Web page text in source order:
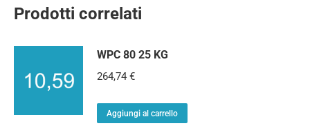
Prodotti correlati
WPC 80 25 KG
264,74 €
Aggiungi al carrello